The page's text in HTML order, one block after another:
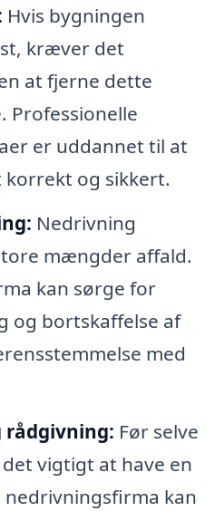
Hvis bygningen
kræver det
at fjerne dette
Professionelle
er uddannet til at
og sikkert.
Nedrivning
mængder affald.
kan sørge for
og bortskaffelse af
med
Før selve
vigtigt at have en
kan